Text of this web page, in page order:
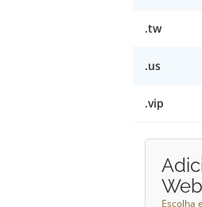
.tw
.us
.vip
Web
Escolha